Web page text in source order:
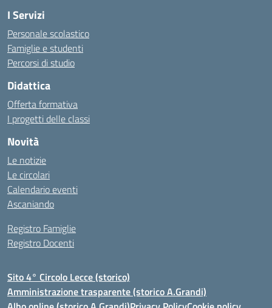
I Servizi
Personale scolastico
Famiglie e studenti
Percorsi di studio
Didattica
Offerta formativa
I progetti delle classi
Novità
Le notizie
Le circolari
Calendario eventi
Ascaniando
Registro Famiglie
Registro Docenti
Sito 4° Circolo Lecce (storico)
Amministrazione trasparente (storico A.Grandi)